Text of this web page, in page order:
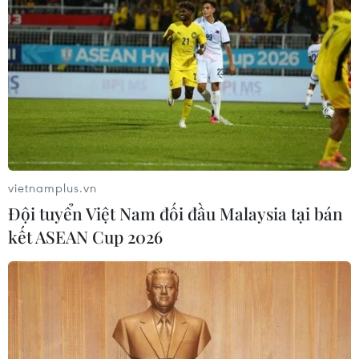
#Công ty Huy Phú
Đắk Lắk Phú Yên
Theo dõi VietnamPlus
TIN LIÊN QUAN
vietnamplus.vn
Đội tuyển Việt Nam đối đầu Malaysia tại bán
kết ASEAN Cup 2026